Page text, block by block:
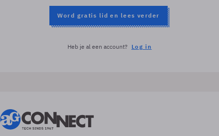
Word gratis lid en lees verder
Heb je al een account? Log in